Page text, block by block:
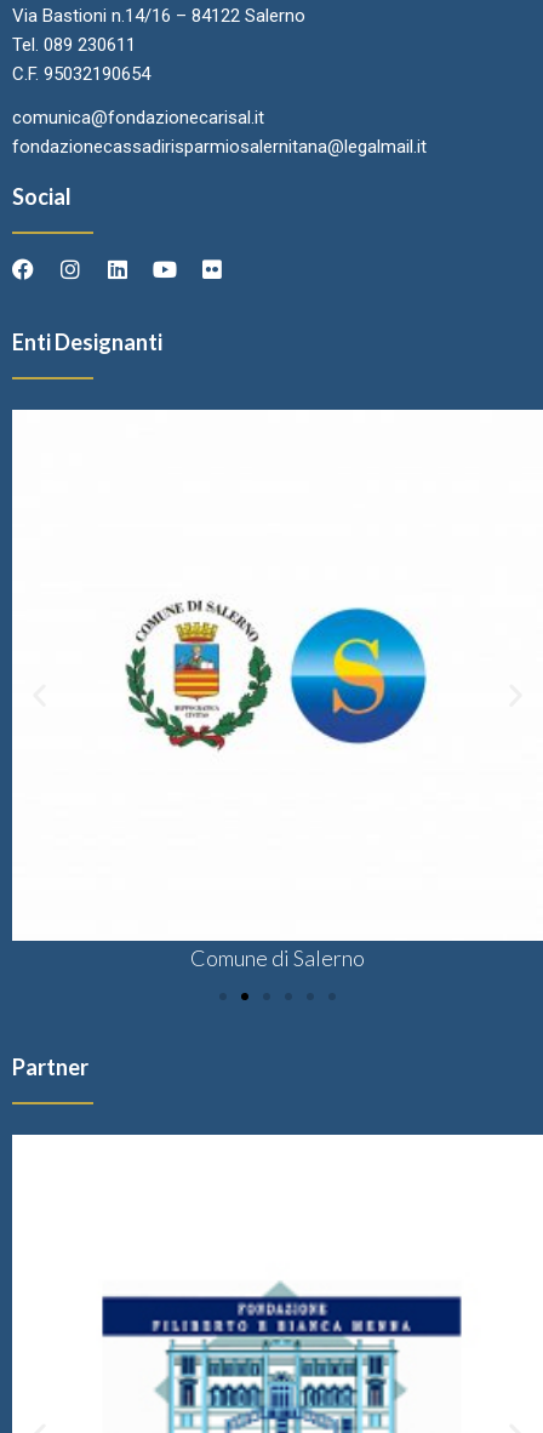
Via Bastioni n.14/16 – 84122 Salerno
Tel. 089 230611
C.F. 95032190654
comunica@fondazionecarisal.it
fondazionecassadirisparmiosalernitana@legalmail.it
Social
Enti Designanti
Comune di Salerno
Partner